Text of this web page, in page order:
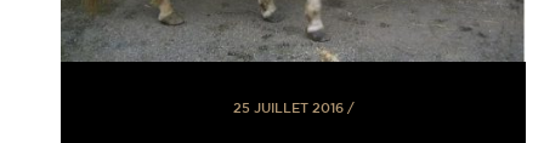
25 JUILLET 2016/